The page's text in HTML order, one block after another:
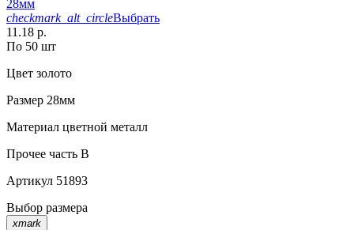
28мм
checkmark_alt_circleВыбрать
11.18 р.
По 50 шт
Цвет золото
Размер 28мм
Материал цветной металл
Прочее часть B
Артикул 51893
Выбор размера
xmark